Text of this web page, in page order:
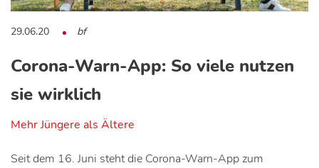
29.06.20 bf
Corona-Warn-App: So viele nutzen
sie wirklich
Mehr Jüngere als Ältere
Seit dem 16. Juni steht die Corona-Warn-App zum